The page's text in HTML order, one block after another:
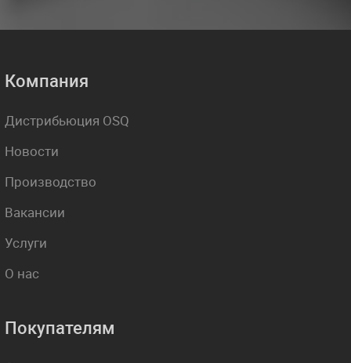
Компания
Дистрибьюция OSQ
Новости
Производство
Вакансии
Услуги
О нас
Покупателям